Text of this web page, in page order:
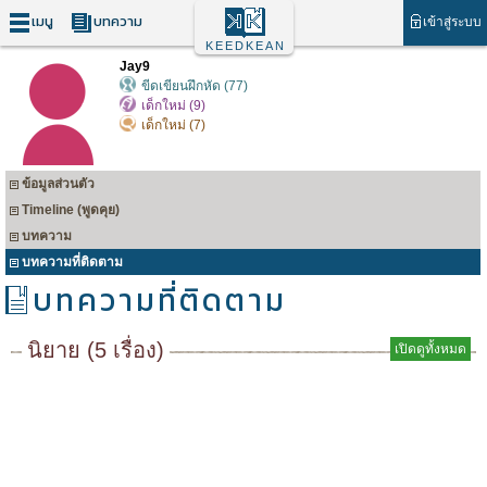
เมนู บทความ เข้าสู่ระบบ
KEEDKEAN
Jay9
ขีดเขียนฝึกหัด (77)
เด็กใหม่ (9)
เด็กใหม่ (7)
ข้อมูลส่วนตัว
Timeline (พูดคุย)
บทความ
บทความที่ติดตาม
บทความที่ติดตาม
นิยาย (5 เรื่อง) เปิดดูทั้งหมด